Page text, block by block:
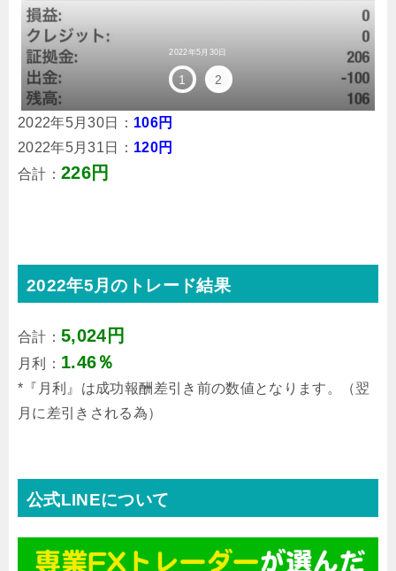
2022年5月30日
1 2
2022年5月30日： 106円
2022年5月31日： 120円
合計：226円
2022年5月のトレード結果
合計：5,024円
月利： 1.46％
*『月利』は成功報酬差引き前の数値となります。（翌
月に差引きされる為）
公式LINEについて